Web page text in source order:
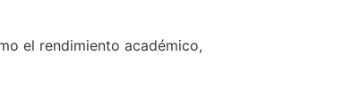
el rendimiento académico,